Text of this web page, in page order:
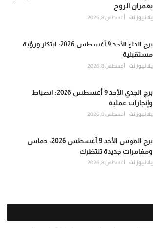
يغمران الروح
يلا نيوز نت أغسطس 8, 2026
برج الدلو الأحد 9 أغسطس 2026: ابتكار ورؤية
مستقبلية
يلا نيوز نت أغسطس 8, 2026
برج الجدي الأحد 9 أغسطس 2026: انضباط
وإنجازات عملية
يلا نيوز نت أغسطس 8, 2026
برج القوس الأحد 9 أغسطس 2026: حماس
ومغامرات جديدة تنتظرك
يلا نيوز نت أغسطس 8, 2026